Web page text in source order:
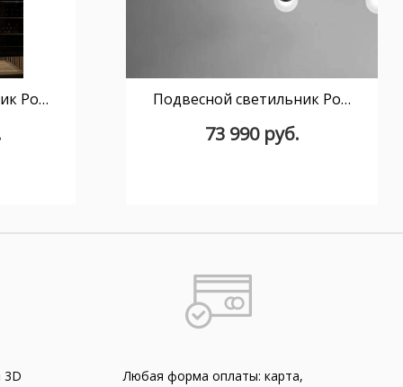
Подвесной светильник Pop S10 gold Подвесной светильник Pop S3 black/clear
73 990 руб.
3D
Любая форма оплаты: карта,